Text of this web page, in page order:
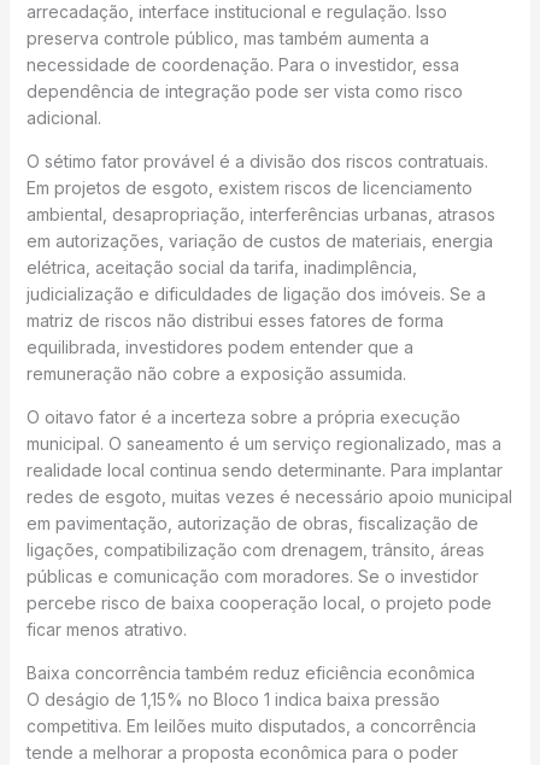
arrecadação, interface institucional e regulação. Isso
preserva controle público, mas também aumenta a
necessidade de coordenação. Para o investidor, essa
dependência de integração pode ser vista como risco
adicional.
O sétimo fator provável é a divisão dos riscos contratuais.
Em projetos de esgoto, existem riscos de licenciamento
ambiental, desapropriação, interferências urbanas, atrasos
em autorizações, variação de custos de materiais, energia
elétrica, aceitação social da tarifa, inadimplência,
judicialização e dificuldades de ligação dos imóveis. Se a
matriz de riscos não distribui esses fatores de forma
equilibrada, investidores podem entender que a
remuneração não cobre a exposição assumida.
O oitavo fator é a incerteza sobre a própria execução
municipal. O saneamento é um serviço regionalizado, mas a
realidade local continua sendo determinante. Para implantar
redes de esgoto, muitas vezes é necessário apoio municipal
em pavimentação, autorização de obras, fiscalização de
ligações, compatibilização com drenagem, trânsito, áreas
públicas e comunicação com moradores. Se o investidor
percebe risco de baixa cooperação local, o projeto pode
ficar menos atrativo.
Baixa concorrência também reduz eficiência econômica
O deságio de 1,15% no Bloco 1 indica baixa pressão
competitiva. Em leilões muito disputados, a concorrência
tende a melhorar a proposta econômica para o poder